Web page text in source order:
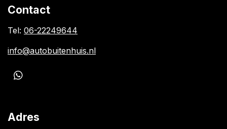
Contact
Tel: 06-22249644
info@autobuitenhuis.nl
W
s
Adres